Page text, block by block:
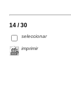
14 / 30
seleccionar
imprimir